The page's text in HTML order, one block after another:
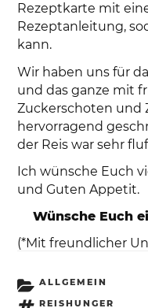
Rezeptkarte mit
Rezeptanleitung,
kann.
Wir haben uns für
und das ganze mit
Zuckerschoten und
hervorragend
der Reis war sehr
Ich wünsche Euch
und Guten Appetit.
Wünsche Euch
(*Mit freundlicher
KATEGORIEN
ALLGEMEIN
SCHLAGWÖRTER
REISHUNGER